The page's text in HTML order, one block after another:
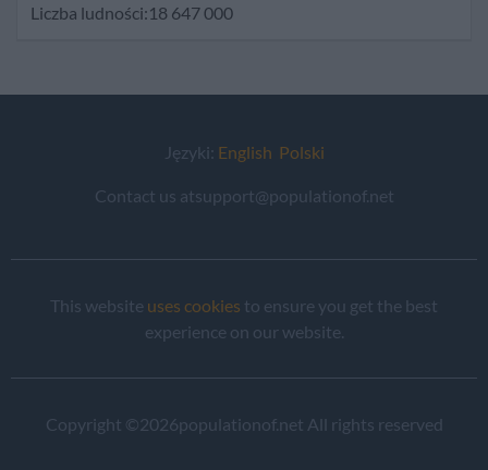
Liczba ludności:18 647 000
Języki: English Polski
Contact us atsupport@populationof.net
This website uses cookies to ensure you get the best
experience on our website.
Copyright ©2026populationof.net All rights reserved